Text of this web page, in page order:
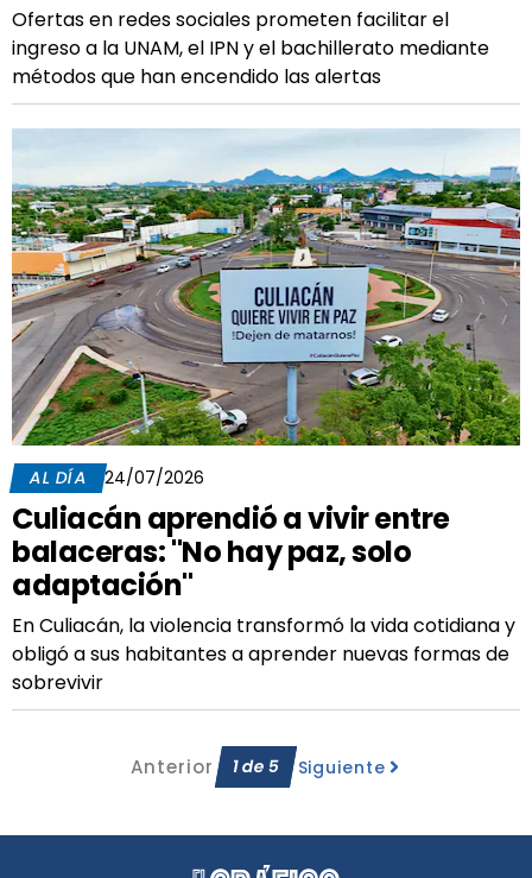
Ofertas en redes sociales prometen facilitar el
ingreso a la UNAM, el IPN y el bachillerato mediante
métodos que han encendido las alertas
AL DÍA 24/07/2026
Culiacán aprendió a vivir entre
balaceras: "No hay paz, solo
adaptación"
En Culiacán, la violencia transformó la vida cotidiana y
obligó a sus habitantes a aprender nuevas formas de
sobrevivir
Anterior 1de5 Siguiente